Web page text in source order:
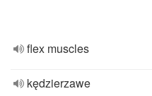
flex muscles
kędzierzawe